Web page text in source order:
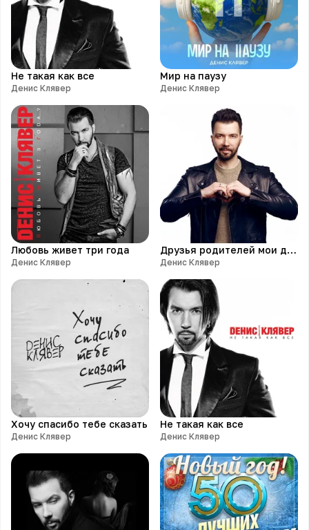
Не такая как все
Денис Клявер
Мир на паузу
Денис Клявер
Любовь живет три года
Денис Клявер
Друзья родителей мои друзья
Денис Клявер
Хочу спасибо тебе сказать
Денис Клявер
Не такая как все
Денис Клявер